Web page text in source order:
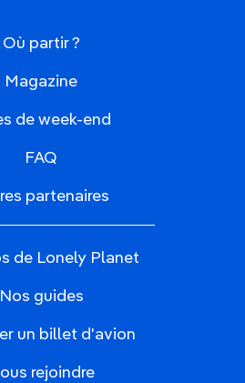
Où partir ?
Magazine
de week-end
FAQ
partenaires
de Lonely Planet
Nos guides
un billet d'avion
rejoindre